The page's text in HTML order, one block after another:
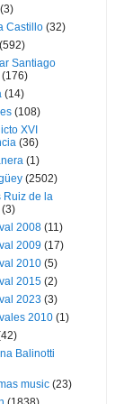
(3)
Castillo (32)
(592)
Santiago
(176)
(14)
(108)
XVI
(36)
(1)
(2502)
Ruiz de la
(3)
2008 (11)
2009 (17)
2010 (5)
2015 (2)
2023 (3)
2010 (1)
Balinotti
music (23)